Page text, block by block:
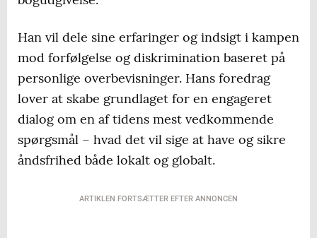
Han vil dele sine erfaringer og indsigt i kampen
mod forfølgelse og diskrimination baseret på
personlige overbevisninger. Hans foredrag
lover at skabe grundlaget for en engageret
dialog om en af tidens mest vedkommende
spørgsmål – hvad det vil sige at have og sikre
åndsfrihed både lokalt og globalt.
ARTIKLEN FORTSÆTTER EFTER ANNONCEN